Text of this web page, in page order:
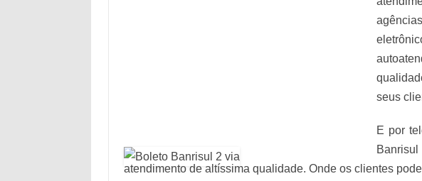
seus
E por
atendimento de altíssima qualidade. Onde os clientes